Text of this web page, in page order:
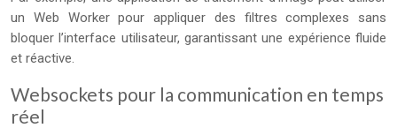
un Web Worker pour appliquer des filtres complexes sans
bloquer l’interface utilisateur, garantissant une expérience fluide
et réactive.
Websockets pour la communication en temps
réel